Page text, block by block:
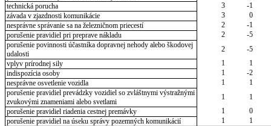
technická porucha
3
-1
závada v zjazdnosti komunikácie
3
0
nesprávne správanie sa na železničnom priecestí
2
-1
porušenie pravidiel pri preprave nákladu
2
-5
porušenie povinnosti účastníka dopravnej nehody alebo škodovej
udalosti
2
-5
vplyv prírodnej sily
1
1
indispozícia osoby
1
-2
nesprávne osvetlenie vozidla
1
1
porušenie pravidiel prevádzky vozidiel so zvláštnymi výstražnými
zvukovými znameniami alebo svetlami
1
1
porušenie pravidiel riadenia cestnej premávky
1
0
porušenie pravidiel na úseku správy pozemných komunikácií
1 1